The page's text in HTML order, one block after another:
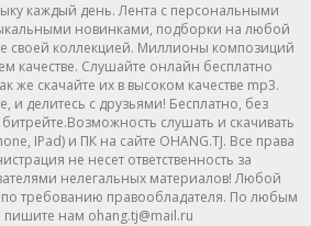
каждый день. Лента с персональными
новинками, подборки на любой
своей коллекцией. Миллионы композиций
качестве. Слушайте онлайн бесплатно
же скачайте их в высоком качестве mp3.
и делитесь с друзьями! Бесплатно, без
слушать и скачивать
IPad) и ПК на сайте OHANG.TJ. Все права
не несет ответственность за
нелегальных материалов! Любой
по требованию правообладателя. По любым
пишите нам ohang.tj@mail.ru